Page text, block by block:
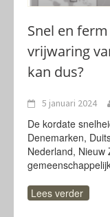
Snel en
vrijwaring
kan dus?
5 januari 2024
De kordate
Denemarken,
Nederland, Nieuw
Lees verder